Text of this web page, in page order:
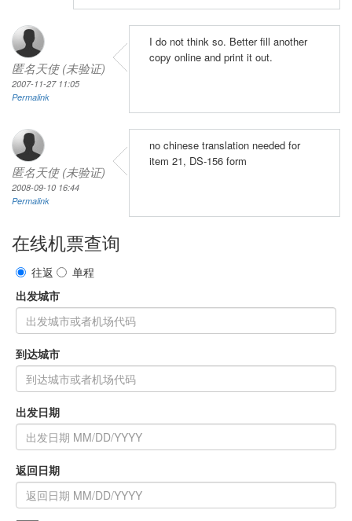
匿名天使 (未验证)
2007-11-27 11:05
Permalink
I do not think so. Better fill another
copy online and print it out.
匿名天使 (未验证)
2008-09-10 16:44
Permalink
no chinese translation needed for
item 21, DS-156 form
在线机票查询
往返
单程
出发城市
到达城市
出发日期
返回日期